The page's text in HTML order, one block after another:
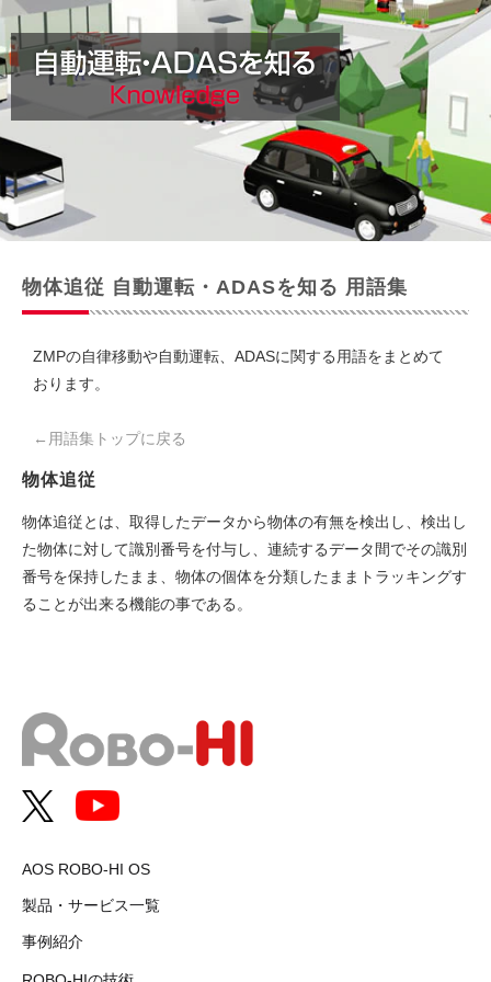
物体追従 自動運転・ADASを知る 用語集
ZMPの自律移動や自動運転、ADASに関する用語をまとめて
おります。
←用語集トップに戻る
物体追従
物体追従とは、取得したデータから物体の有無を検出し、検出し
た物体に対して識別番号を付与し、連続するデータ間でその識別
番号を保持したまま、物体の個体を分類したままトラッキングす
ることが出来る機能の事である。
AOS ROBO-HI OS
製品・サービス一覧
事例紹介